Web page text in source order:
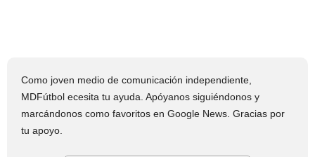
Como joven medio de comunicación independiente,
MDFútbol ecesita tu ayuda. Apóyanos siguiéndonos y
marcándonos como favoritos en Google News. Gracias por
tu apoyo.